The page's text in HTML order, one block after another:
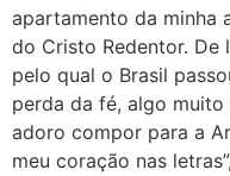
apartamento da minha
do Cristo Redentor.
pelo qual o Brasil
perda da fé, algo muito
adoro compor para a
meu coração nas